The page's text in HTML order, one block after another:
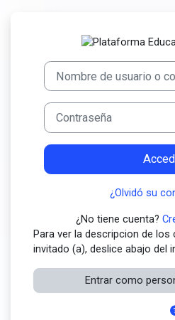
Saltar a creación de una
Nombre de usuario o
Contraseña
¿Olvidó su
¿No tiene cuenta?
Para ver la descripcion de
invitado (a), deslice abajo del
Entrar como